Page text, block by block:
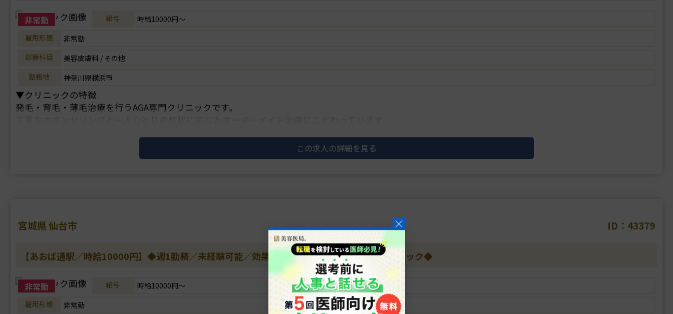
非常勤 給与
時給10000円～
雇用形態
非常勤
診療科目
美容皮膚科 / その他
勤務地
神奈川県横浜市
▼クリニックの特徴
発毛・育毛・薄毛治療を行うAGA専門クリニックです。
LHDV頭皮注入、血圧測定、採血、皮下注射
▼待遇
交通費支給・・・
この求人の詳細を見る
宮城県 仙台市 ID：43379
【あおば通駅／時給10000円】◆週1勤務／未経験可能／効果が実感できるAGA＆いびきクリニック◆
非常勤 給与
時給10000円～
雇用形態
非常勤